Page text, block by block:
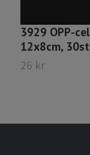
3929 OPP-
12x8cm,
26 kr